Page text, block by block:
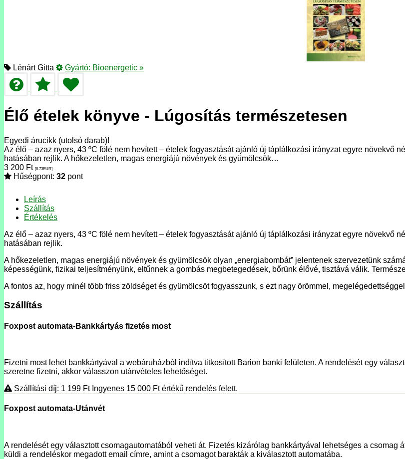
Lénárt Gitta Gyártó: Bioenergetic »
Élő ételek könyve - Lúgosítás természetesen
Egyedi árucikk (utolsó darab)!
Az élő – azaz nyers, 43 ºC fölé nem hevített – ételek fogyasztását ajánló új táplálkozási irányzat egyre növekvő
hatásában rejlik. A hőkezeletlen, magas energiájú növények és gyümölcsök…
3 200 Ft [8.73EUR]
Hűségpont: 32 pont
Leírás
Szállítás
Értékelés
Az élő – azaz nyers, 43 ºC fölé nem hevített – ételek fogyasztását ajánló új táplálkozási irányzat egyre növekvő
hatásában rejlik.
A hőkezeletlen, magas energiájú növények és gyümölcsök olyan „energiabombát” jelentenek szervezetünk
képességünk, fizikai teljesítményünk, eltűnnek a gombás megbetegedések, bőrünk élővé, tisztává válik.
A fontos az, hogy minél több friss zöldséget és gyümölcsöt fogyasszunk, s ezt nagy örömmel,
Szállítás
Foxpost automata-Bankkártyás fizetés most
Fizetni most lehet bankkártyával a webáruházból indítva titkosított Barion banki felületen. A rendelését egy
szeretne fizetni, akkor válasszon utánvételes lehetőséget.
Szállítási díj: 1 199 Ft Ingyenes 15 000 Ftértékű rendelés felett.
Foxpost automata-Utánvét
A rendelését egy választott csomagautomatából veheti át. Fizetés kizárólag bankkártyával lehetséges a csomag
küldi a rendeléskor megadott email címre, amint a csomagot barakták a kiválasztott automatába.